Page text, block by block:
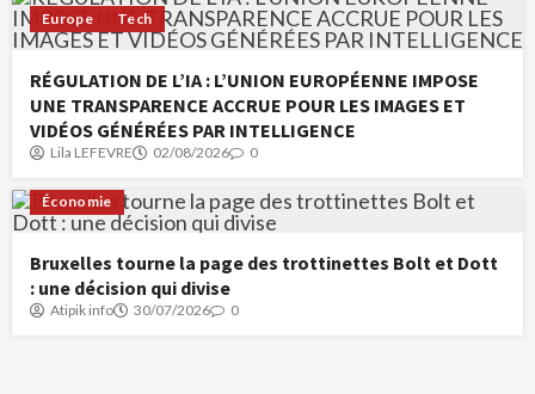
Europe Tech
RÉGULATION DE L’IA : L’UNION EUROPÉENNE IMPOSE
UNE TRANSPARENCE ACCRUE POUR LES IMAGES ET
VIDÉOS GÉNÉRÉES PAR INTELLIGENCE
Lila LEFEVRE 02/08/2026 0
Économie
Bruxelles tourne la page des trottinettes Bolt et Dott
: une décision qui divise
Atipik info 30/07/2026 0